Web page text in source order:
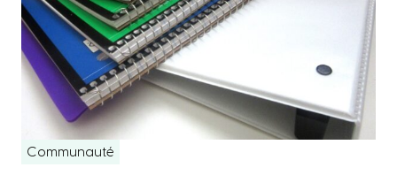
Communauté